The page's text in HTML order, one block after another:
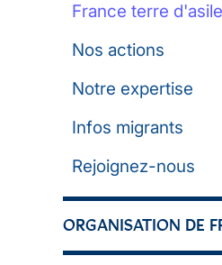
France terre d'asile
Nos actions
Notre expertise
Infos migrants
Rejoignez-nous
ORGANISATION DE